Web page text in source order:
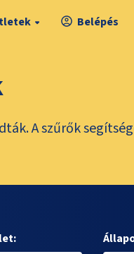
Belépés
A szűrők